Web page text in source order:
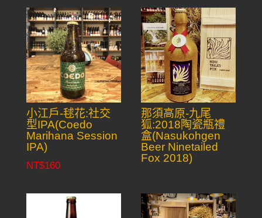
小江戶-毬花:社交
型IPA(Coedo
Marihana Session
IPA)
NT$160
那須高原-九尾
狐:2018陶瓷瓶禮
盒(Nasukohgen
Beer Ninetailed
Fox 2018)